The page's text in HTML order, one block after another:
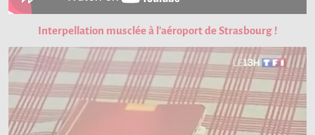
Interpellation musclée à l'aéroport de Strasbourg !